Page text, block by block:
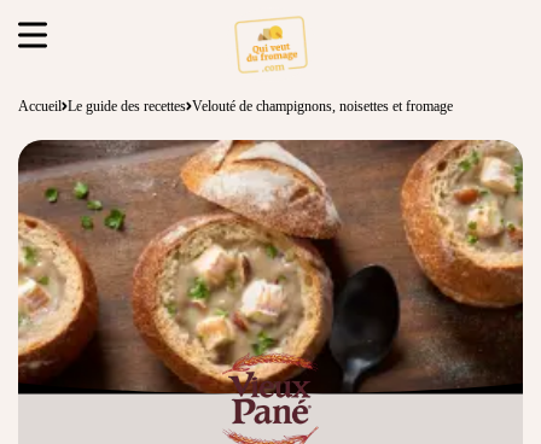
Accueil Le guide des recettes Velouté de champignons, noisettes et fromage